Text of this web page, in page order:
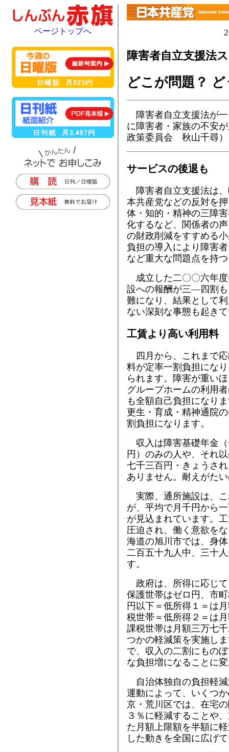
障害者自立支援法
どこが問題？
障害者自立支援法が
に障害者・家族の不安
政策委員会 秋山千尋）
サービスの後退も
障害者自立支援法は
本共産党などの反対を
体・知的・精神の三障
化するなど、関係者の
の財政削減をすすめる
負担の導入により障害
など重大な問題点を持
成立した二〇〇六年
設への報酬が三―四割
難になり、結果として
ない深刻な事態も起き
工賃より高い利用料
四月から、これまで
料が定率一割負担にな
られます。障害が重い
グループホームの利用
も全額自己負担になり
更生・育成・精神通院
割負担になります。
収入は障害基礎年金
円）のみの人や、それ
七千三百円・きょうさ
ありません。耐えがた
実際、通所施設は、
が、平均で月千円から
が見込まれています。
圧迫され、働く意欲を
海道の旭川市では、身
二百五十九人中、三十
す。
政府は、所得に応じ
保護世帯はゼロ円、市
円以下＝低所得１＝は
税世帯＝低所得２＝は
課税世帯は月額三万七
つかの軽減策を実施し
で、収入の二割にもの
な負担増になることに
自治体独自の負担軽
運動によって、いくつ
京・荒川区では、在宅
３％に軽減することや
た月額上限額を半額に
した動きを全国に広げ
ページトップへ